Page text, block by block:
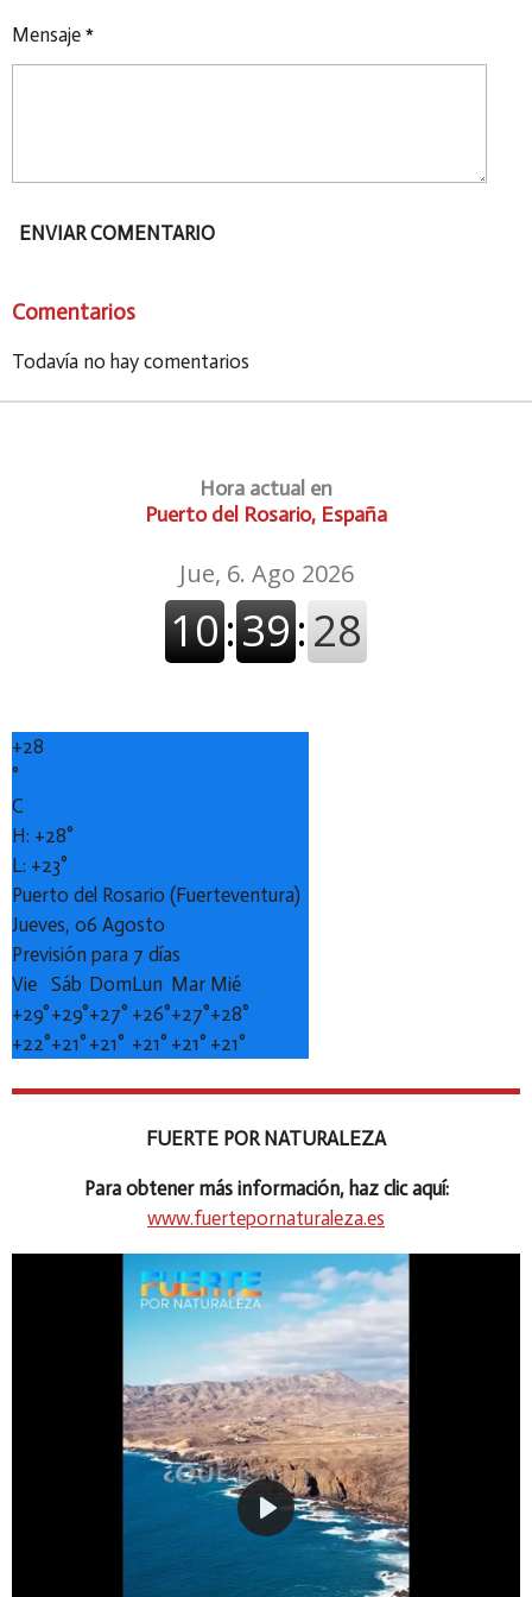
Mensaje *
ENVIAR COMENTARIO
Comentarios
Todavía no hay comentarios
Hora actual en
Puerto del Rosario, España
+28
°
C
H: +28°
L: +23°
Puerto del Rosario (Fuerteventura)
Jueves, 06 Agosto
Previsión para 7 días
Vie Sáb DomLun Mar Mié
+29°+29°+27° +26°+27°+28°
+22°+21° +21° +21° +21° +21°
FUERTE POR NATURALEZA
Para obtener más información, haz clic aquí:
www.fuertepornaturaleza.es
P